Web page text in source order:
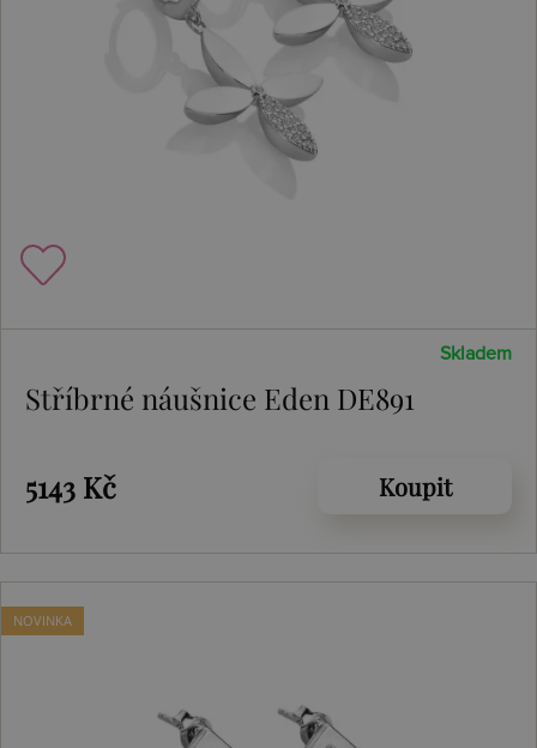
Skladem
Stříbrné náušnice Eden DE891
5143 Kč Koupit
NOVINKA